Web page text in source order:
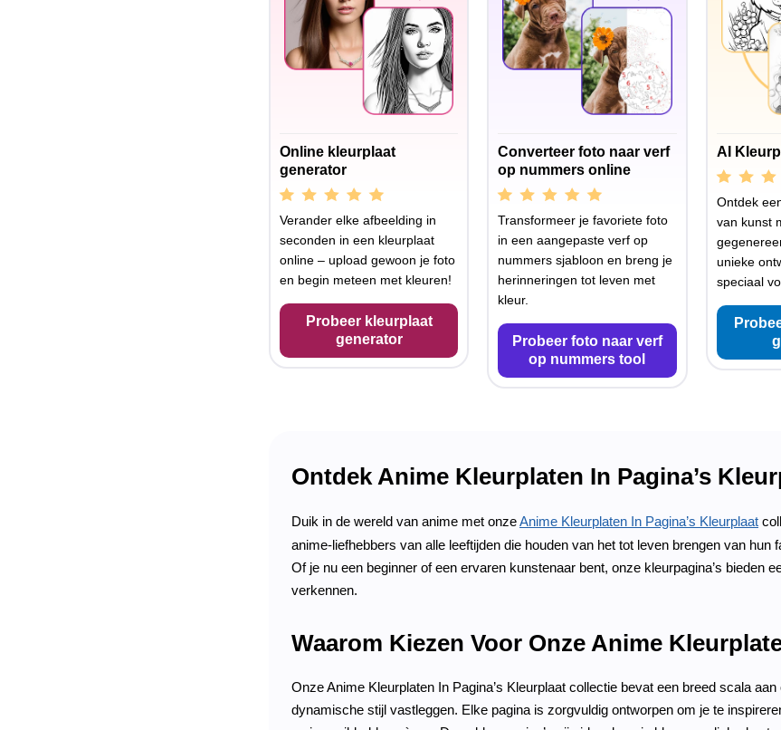
Online kleurplaat
generator
Verander elke afbeelding in
seconden in een kleurplaat
online – upload gewoon je foto
en begin meteen met kleuren!
Probeer kleurplaat
generator
Converteer foto naar verf
op nummers online
Transformeer je favoriete foto
in een aangepaste verf op
nummers sjabloon en breng je
herinneringen tot leven met
kleur.
Probeer foto naar verf
op nummers tool
AI
Ontdek
van kunst
unieke
speciaal
Ontdek Anime Kleurplaten In Pagina’s
Duik in de wereld van anime met onzeAnime Kleurplaten In Pagina’s Kleurplaat
anime-liefhebbers van alle leeftijden die houden van het tot leven brengen van
Of je nu een beginner of een ervaren kunstenaar bent, onze kleurpagina’s bieden
verkennen.
Waarom Kiezen Voor Onze Anime
Onze Anime Kleurplaten In Pagina’s Kleurplaat collectie bevat een breed scala
dynamische stijl vastleggen. Elke pagina is zorgvuldig ontworpen om je te